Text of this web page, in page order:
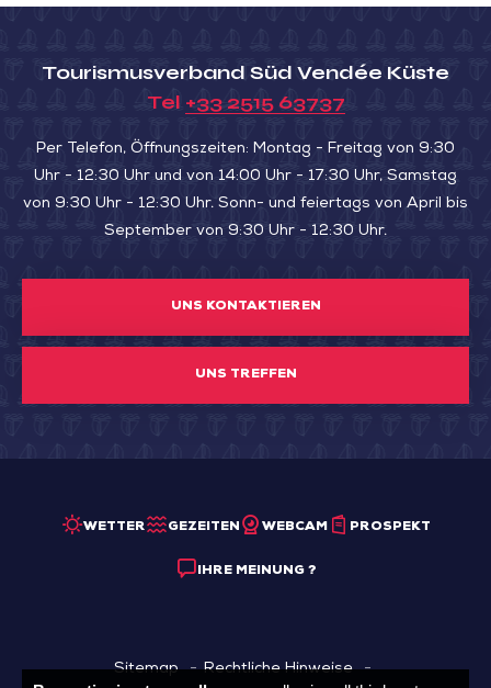
Tourismusverband Süd Vendée Küste
Tel +33 2515 63737
Per Telefon, Öffnungszeiten: Montag - Freitag von 9:30
Uhr - 12:30 Uhr und von 14:00 Uhr - 17:30 Uhr, Samstag
von 9:30 Uhr - 12:30 Uhr. Sonn- und feiertags von April bis
September von 9:30 Uhr - 12:30 Uhr.
UNS KONTAKTIEREN
UNS TREFFEN
WETTER GEZEITEN WEBCAM PROSPEKT
IHRE MEINUNG ?
Sitemap Rechtliche Hinweise